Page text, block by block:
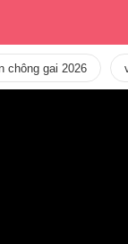
chông gai 2026